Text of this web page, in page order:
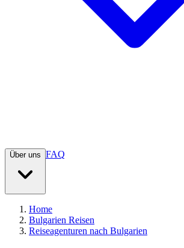
Über uns FAQ
Home
Bulgarien Reisen
Reiseagenturen nach Bulgarien